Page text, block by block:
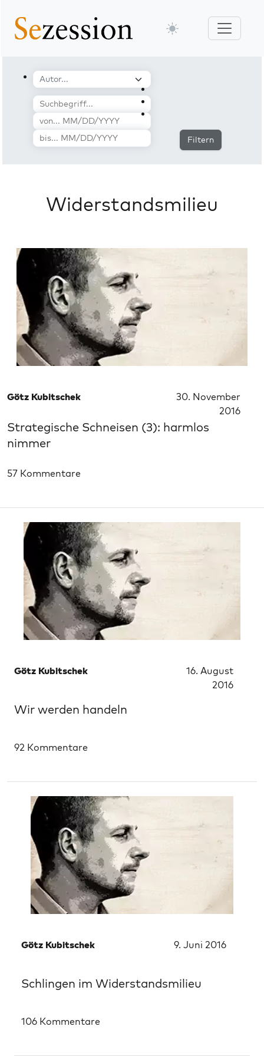
Filtern
Widerstandsmilieu
Götz Kubitschek
30. November
2016
Strategische Schneisen (3): harmlos
nimmer
57 Kommentare
Götz Kubitschek
16. August
2016
Wir werden handeln
92 Kommentare
Götz Kubitschek 9. Juni 2016
Schlingen im Widerstandsmilieu
106 Kommentare